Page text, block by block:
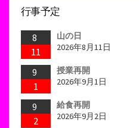
行事予定
8
11
山の日
2026年8月11日
9
1
授業再開
2026年9月1日
9
2
給食再開
2026年9月2日